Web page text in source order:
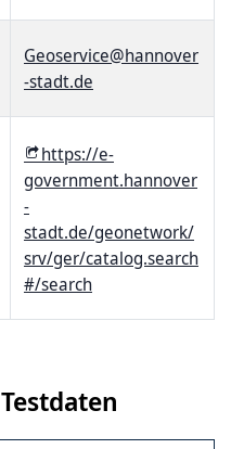
Geoservice@hannover
-stadt.de
https://e-
government.hannover
-
stadt.de/geonetwork/
srv/ger/catalog.search
#/search